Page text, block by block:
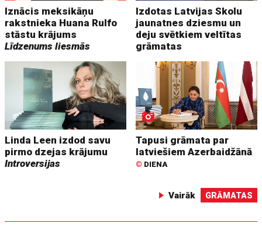
Iznācis meksikāņu
rakstnieka Huana Rulfo
stāstu krājums
Līdzenums liesmās
Izdotas Latvijas Skolu
jaunatnes dziesmu un
deju svētkiem veltītas
grāmatas
Linda Leen izdod savu
pirmo dzejas krājumu
Introversijas
Tapusi grāmata par
latviešiem Azerbaidžānā
© DIENA
Vairāk GRĀMATAS